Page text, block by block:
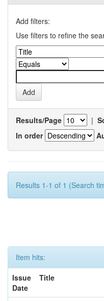
Add filters:
Use filters to refine the
Results/Page |
In order
Results 1-1 of 1 (Search
Item hits:
Issue
Date
Title